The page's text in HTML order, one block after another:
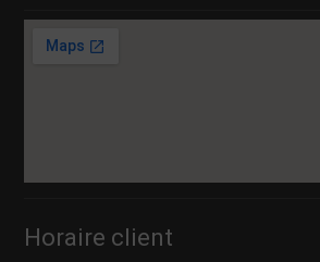
Horaire client